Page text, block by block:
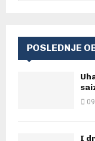
POSLEDNJE
I